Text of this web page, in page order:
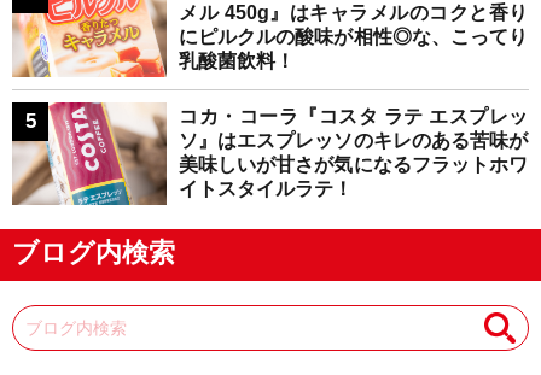
メル 450g』はキャラメルのコクと香り
にピルクルの酸味が相性◎な、こってり
乳酸菌飲料！
コカ・コーラ『コスタ ラテ エスプレッ
ソ』はエスプレッソのキレのある苦味が
美味しいが甘さが気になるフラットホワ
イトスタイルラテ！
ブログ内検索